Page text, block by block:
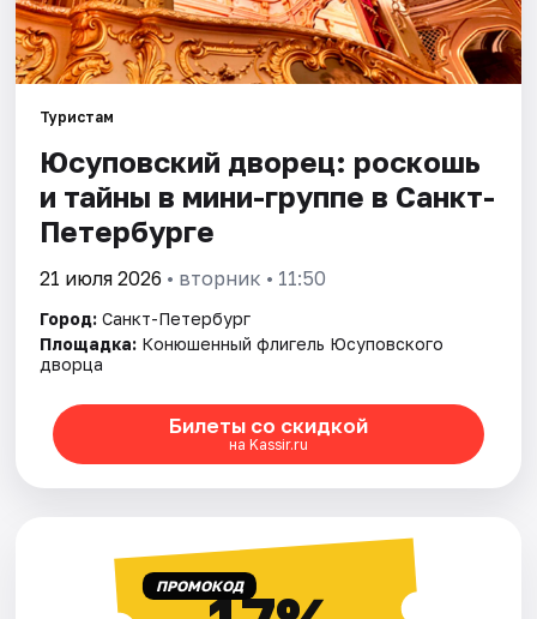
Спорт
События
Города
Площадки
Артисты
Рейтинги
Туристам
Юсуповский дворец: роскошь
и тайны в мини-группе в Санкт-
Петербурге
21 июля 2026 • вторник • 11:50
Город: Санкт-Петербург
Площадка: Конюшенный флигель Юсуповского
дворца
Билеты со скидкой
на Kassir.ru
ПРОМОКОД